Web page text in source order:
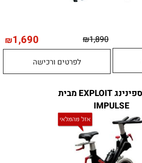
₪1,890
₪1,690
לפרטים ורכישה
אופני ספינינג EXPLOIT מבית
IMPULSE